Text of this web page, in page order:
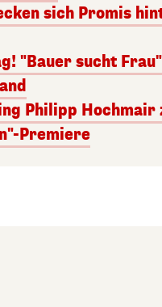
sich Promis
"Bauer sucht
Philipp Hochmair
Premiere